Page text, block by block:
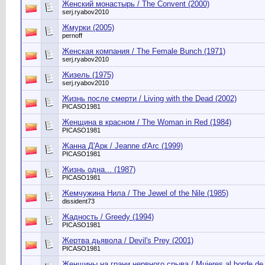
Женский монастырь / The Convent (2000)
serj.ryabov2010
Жмурки (2005)
pernoff
Женская компания / The Female Bunch (1971)
serj.ryabov2010
Жизель (1975)
serj.ryabov2010
Жизнь после смерти / Living with the Dead (2002)
PICASO1981
Женщина в красном / The Woman in Red (1984)
PICASO1981
Жанна Д'Арк / Jeanne d'Arc (1999)
PICASO1981
Жизнь одна... (1987)
PICASO1981
Жемчужина Нила / The Jewel of the Nile (1985)
dissident73
Жадность / Greedy (1994)
PICASO1981
Жертва дьявола / Devil's Prey (2001)
PICASO1981